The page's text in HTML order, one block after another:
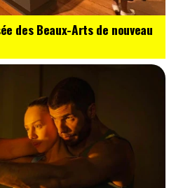
des Beaux-Arts de nouveau